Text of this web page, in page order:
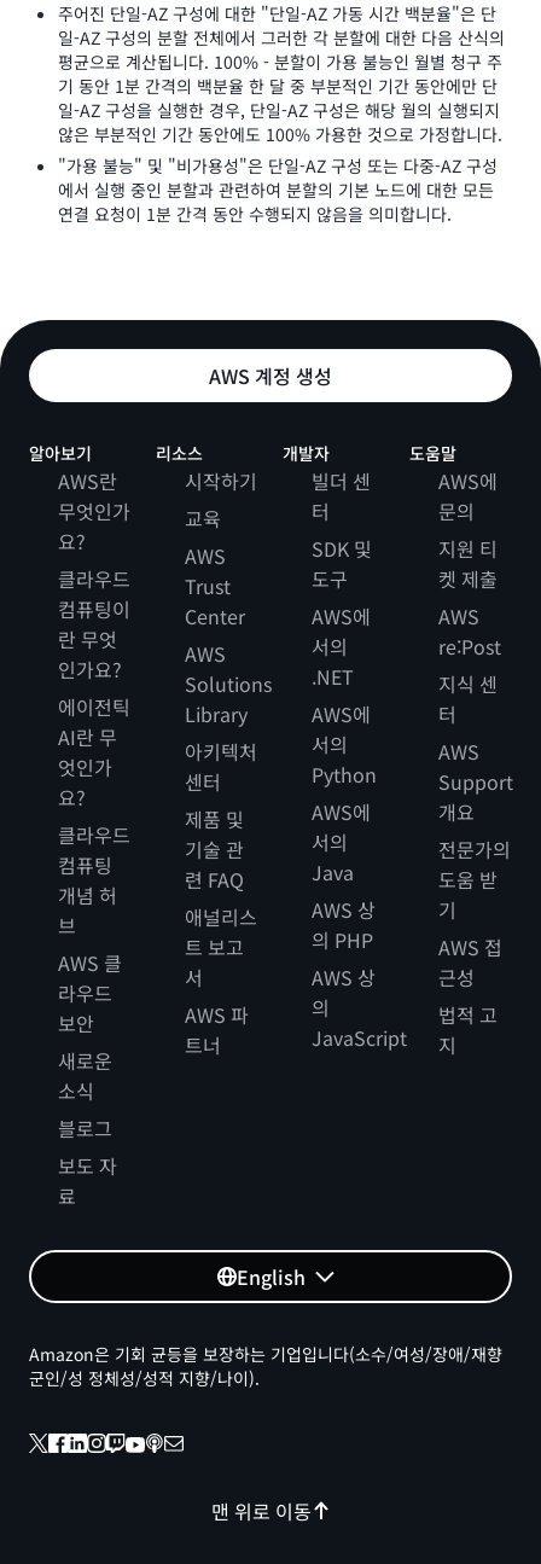
주어진 단일-AZ 구성에 대한 "단일-AZ 가동 시간 백분율"은 단
일-AZ 구성의 분할 전체에서 그러한 각 분할에 대한 다음 산식의
평균으로 계산됩니다. 100% - 분할이 가용 불능인 월별 청구 주
기 동안 1분 간격의 백분율 한 달 중 부분적인 기간 동안에만 단
일-AZ 구성을 실행한 경우, 단일-AZ 구성은 해당 월의 실행되지
않은 부분적인 기간 동안에도 100% 가용한 것으로 가정합니다.
"가용 불능" 및 "비가용성"은 단일-AZ 구성 또는 다중-AZ 구성
에서 실행 중인 분할과 관련하여 분할의 기본 노드에 대한 모든
연결 요청이 1분 간격 동안 수행되지 않음을 의미합니다.
AWS 계정 생성
알아보기
AWS란
무엇인가
요?
클라우드
컴퓨팅이
란 무엇
인가요?
에이전틱
AI란 무
엇인가
요?
클라우드
컴퓨팅
개념 허
브
AWS 클
라우드
보안
새로운
소식
블로그
보도 자
료
리소스
시작하기
교육
AWS
Trust
Center
AWS
Solutions
Library
아키텍처
센터
제품 및
기술 관
련 FAQ
애널리스
트 보고
서
AWS 파
트너
개발자
빌더 센
터
SDK 및
도구
AWS에
서의
.NET
AWS에
서의
Python
AWS에
서의
Java
AWS 상
의 PHP
AWS 상
의
JavaScript
도움말
AWS에
문의
지원 티
켓 제출
AWS
re:Post
지식 센
터
AWS
Support
개요
전문가의
도움 받
기
AWS 접
근성
법적 고
지
English
맨 위로 이동
Amazon은 기회 균등을 보장하는 기업입니다(소수/여성/장애/재향
군인/성 정체성/성적 지향/나이).